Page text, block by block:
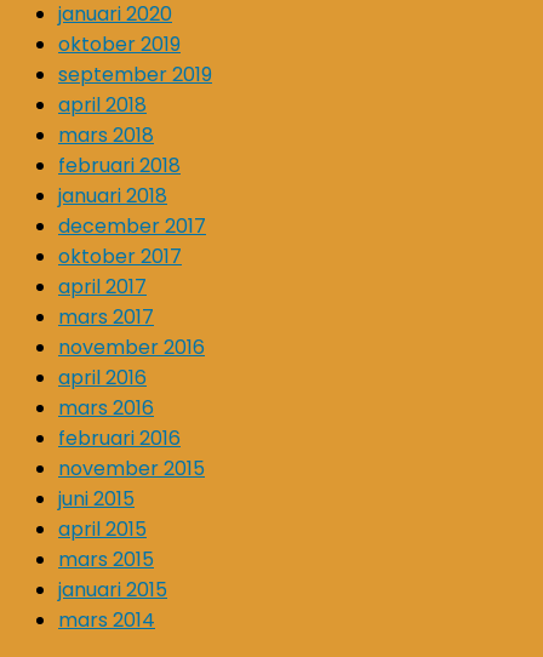
januari 2020
oktober 2019
september 2019
april 2018
mars 2018
februari 2018
januari 2018
december 2017
oktober 2017
april 2017
mars 2017
november 2016
april 2016
mars 2016
februari 2016
november 2015
juni 2015
april 2015
mars 2015
januari 2015
mars 2014